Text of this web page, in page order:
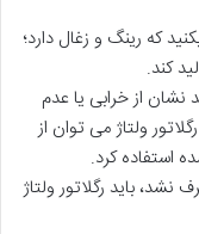
که رینگ و زغال دارد؛
از خرابی یا عدم
ولتاژ می توان از
باید رگلاتور ولتاژ